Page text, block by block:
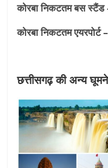
कोरबा निकटतम बस
कोरबा निकटतम एयरपोर्ट –
छत्तीसगढ़ की अन्य